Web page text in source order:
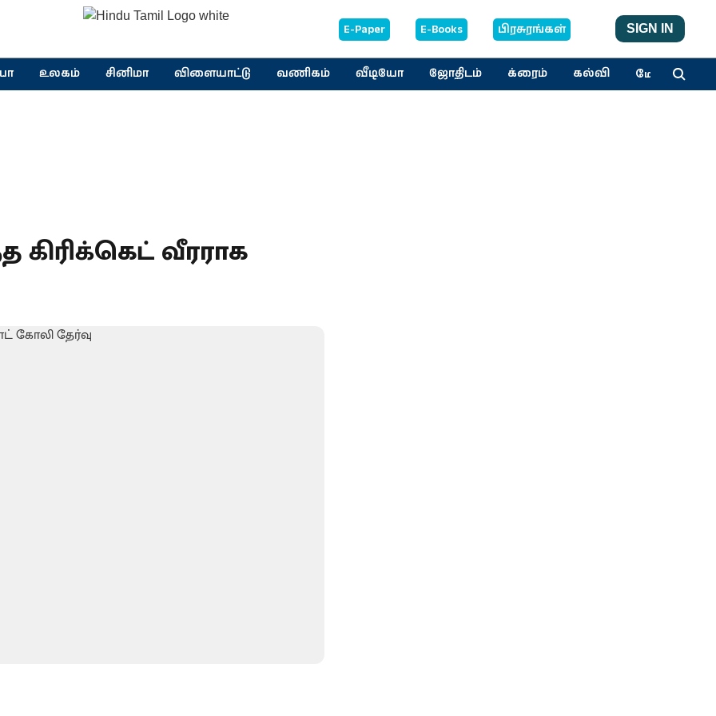
E-Paper E-Books பிரசுரங்கள் SIGN IN
உலகம் சினிமா விளையாட்டு வணிகம் வீடியோ ஜோதிடம் க்ரைம் கல்வி மேலும்
கிரிக்கெட் வீரராக